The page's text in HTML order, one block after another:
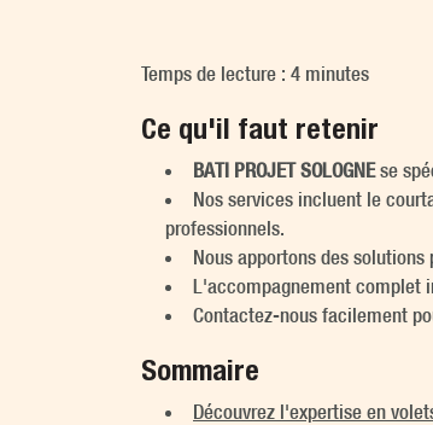
Temps de lecture : 4 minutes
Ce qu'il faut retenir
BATI PROJET SOLOGNEse
Nos services incluent le
professionnels.
Nous apportons des
L'accompagnement complet
Contactez-nous facilement
Sommaire
Découvrez l'expertise en